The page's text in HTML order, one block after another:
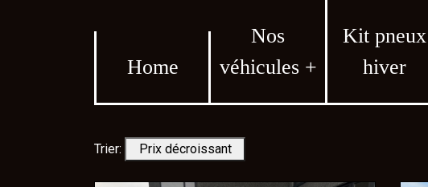
Home
Nos
véhicules +
Kit pneux
hiver
Trier: Prix décroissant